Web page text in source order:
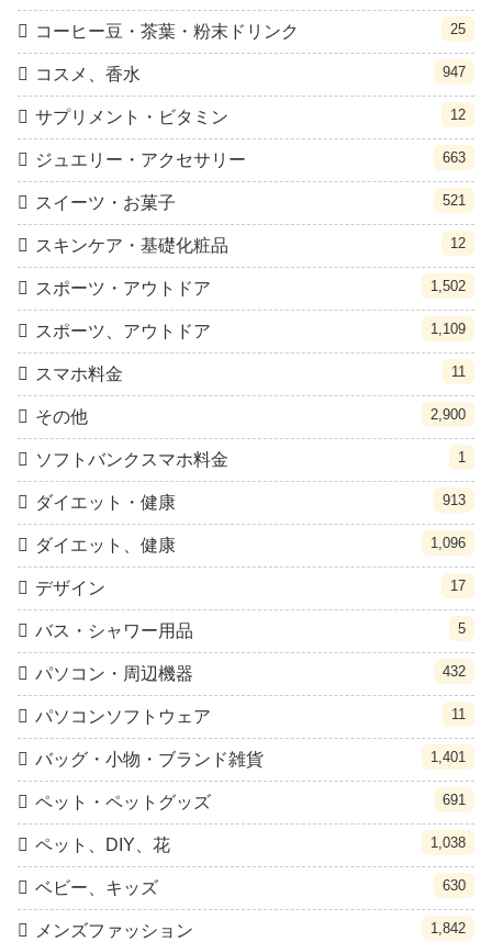
コーヒー豆・茶葉・粉末ドリンク 25
コスメ、香水 947
サプリメント・ビタミン 12
ジュエリー・アクセサリー 663
スイーツ・お菓子 521
スキンケア・基礎化粧品 12
スポーツ・アウトドア 1,502
スポーツ、アウトドア 1,109
スマホ料金 11
その他 2,900
ソフトバンクスマホ料金 1
ダイエット・健康 913
ダイエット、健康 1,096
デザイン 17
バス・シャワー用品 5
パソコン・周辺機器 432
パソコンソフトウェア 11
バッグ・小物・ブランド雑貨 1,401
ペット・ペットグッズ 691
ペット、DIY、花 1,038
ベビー、キッズ 630
メンズファッション 1,842